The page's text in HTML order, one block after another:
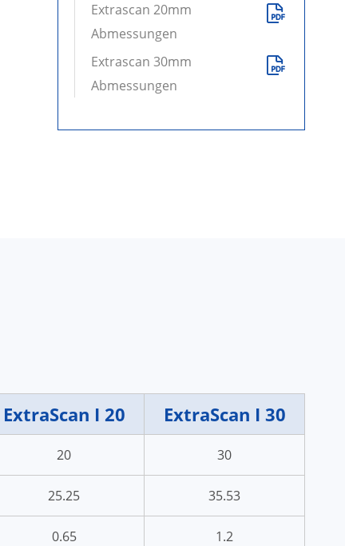
Extrascan 20mm
Abmessungen

Extrascan 30mm
Abmessungen

ExtraScan I 20 ExtraScan I 30
20 30
25.25 35.53
0.65 1.2